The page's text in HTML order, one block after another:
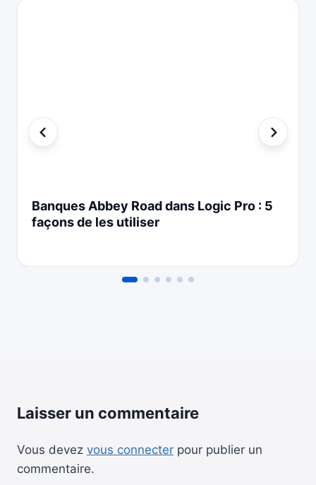
Banques Abbey Road dans Logic Pro : 5
façons de les utiliser
Laisser un commentaire
Vous devez vous connecter pour publier un
commentaire.